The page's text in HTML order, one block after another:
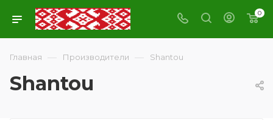
0
Главная — Производители — Shantou
Shantou